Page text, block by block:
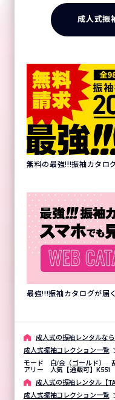
成人式振
無料の最強!!!振袖カタロ
最強!!!振袖カタログが届
成⼈式の振袖レンタルな
成人式振袖コレクション一覧
モード 白/金（ゴールド）
アリー 人気【通販可】K551
成⼈式の振袖レンタル【
成人式振袖コレクション一覧